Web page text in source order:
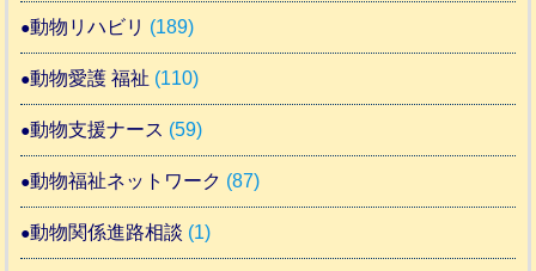
動物リハビリ (189)
動物愛護 福祉 (110)
動物支援ナース (59)
動物福祉ネットワーク (87)
動物関係進路相談 (1)